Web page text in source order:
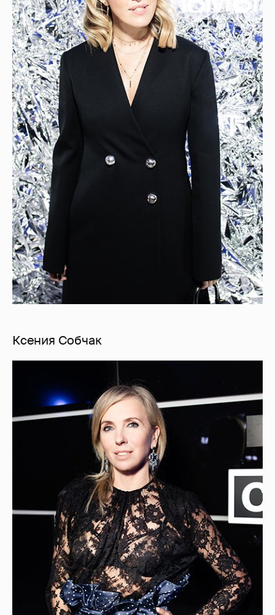
Ксения Собчак